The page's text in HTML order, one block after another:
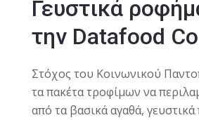
Γευστικά
την Datafood
Στόχος του Κοινωνικού
τα πακέτα τροφίμων να
από τα βασικά αγαθά,